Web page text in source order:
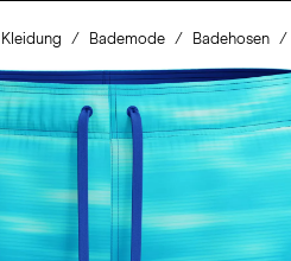
Kleidung Bademode Badehosen